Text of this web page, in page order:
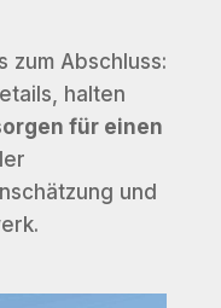
zum Abschluss:
halten
für einen
und